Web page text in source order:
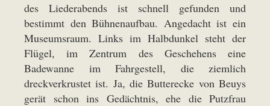
des Liederabends ist schnell gefunden und
bestimmt den Bühnenaufbau. Angedacht ist ein
Museumsraum. Links im Halbdunkel steht der
Flügel, im Zentrum des Geschehens eine
Badewanne im Fahrgestell, die ziemlich
dreckverkrustet ist. Ja, die Butterecke von Beuys
gerät schon ins Gedächtnis, ehe die Putzfrau